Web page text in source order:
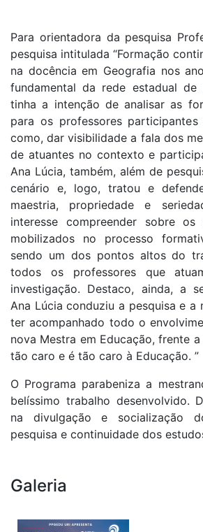
Para orientadora da pesquisa
pesquisa intitulada “Formação
na docência em Geografia nos
fundamental da rede estadual de
tinha a intenção de analisar as
para os professores participantes
como, dar visibilidade a fala dos
de atuantes no contexto e
Ana Lúcia, também, além de
cenário e, logo, tratou e
maestria, propriedade e
interesse compreender sobre os
mobilizados no processo
sendo um dos pontos altos do
todos os professores que
investigação. Destaco, ainda, a
Ana Lúcia conduziu a pesquisa e a
ter acompanhado todo o
nova Mestra em Educação, frente
tão caro e é tão caro à Educação. ”
O Programa parabeniza a
belíssimo trabalho desenvolvido.
na divulgação e socialização
pesquisa e continuidade dos
Galeria